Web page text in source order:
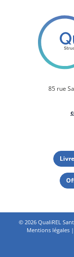
85 rue
© 2026 QualiREL
Mentions légales|